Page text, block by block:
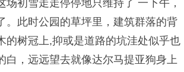
场初雪走走停停地只维持了 一下午，
。此时公园的草坪里，建筑群落的背
的树冠上,抑或是道路的坑洼处似乎也
白，远远望去就像达尔马提亚狗身上